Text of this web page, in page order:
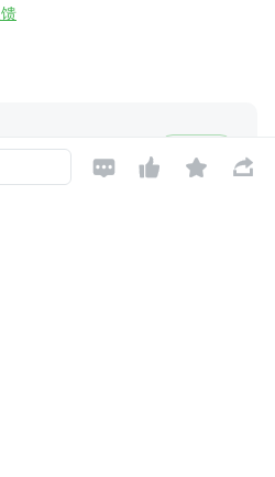
   